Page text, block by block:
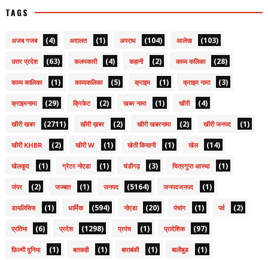
TAGS
अजब गजब (4) अदालत (1) अपराध (104) आलेख (103)
उत्तर प्रदेश (63) कलमकारी (4) कहानी (2) काव्य कलिका (28)
काव्य कालिका (1) काव्यकलिका (5) क्राइम (1) क्राइम नामा (3)
क्राइमनामा (29) क्रिकेट (2) खबर नामा (1) खीरी (4)
खीरी खबर (2711) खीरी ख़बर (2) खीरी खबरनामा (2) खीरी जनपद (1)
खीरी KHBR (2) खीरी W (1) खेती किसानी (1) खेल (14)
खेलकूद (1) ग्रेटर नोएडा (1) चंडीगढ़ (3) चित्रगुप्त आस्था (1)
जंपर (2) जज्बात (1) जनपद (5164) जनपदजनपद (1)
डायलिसिस (1) धार्मिक (594) नोएडा (20) पंचांग (1) पर्व (2)
प्रतिभा (6) प्रदेश (1298) प्रपंच (1) प्रादेशिक (97)
फ़िल्मी दुनिया (1) बतकही (1) बाराबंकी (1) बालीबुड (1)